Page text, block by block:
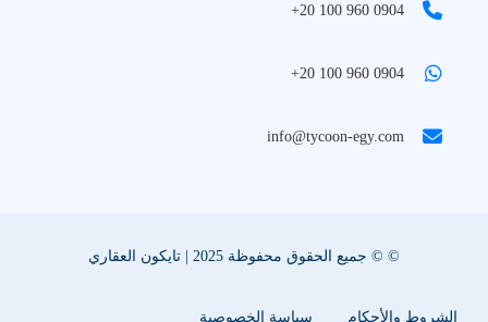
+20 100 960 0904
+20 100 960 0904
info@tycoon-egy.com
© © جميع الحقوق محفوظة 2025 | تايكون العقاري
الشروط والأحكام سياسة الخصوصية